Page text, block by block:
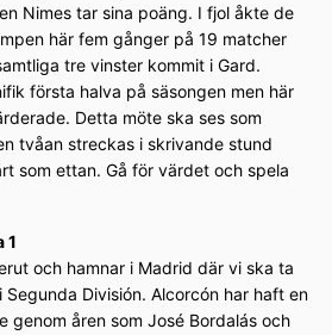
Nimes tar sina poäng. I fjol åkte de
här fem gånger på 19 matcher
tre vinster kommit i Gard.
första halva på säsongen men här
Detta möte ska ses som
tvåan streckas i skrivande stund
som ettan. Gå för värdet och spela
1
och hamnar i Madrid där vi ska ta
División. Alcorcón har haft en
genom åren som José Bordalás och